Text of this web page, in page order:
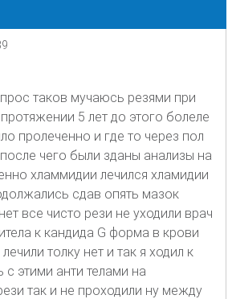
таков мучаюсь резями при
5 лет до этого болеле
пролеченно и где то через пол
чего были зданы анализы на
хламмидии лечился хламидии
сдав опять мазок
все чисто рези не уходили врач
к кандида G форма в крови
толку нет и так я ходил к
с этими анти телами на
так и не проходили ну между